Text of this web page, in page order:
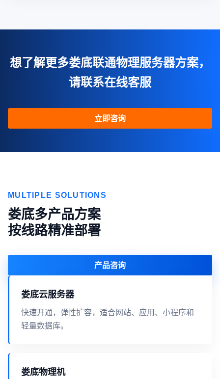
想了解更多娄底联通物理服务器方案，
请联系在线客服
立即咨询
MULTIPLE SOLUTIONS
娄底多产品方案
按线路精准部署
产品咨询
娄底云服务器
快速开通，弹性扩容，适合网站、应用、小程序和
轻量数据库。
娄底物理机